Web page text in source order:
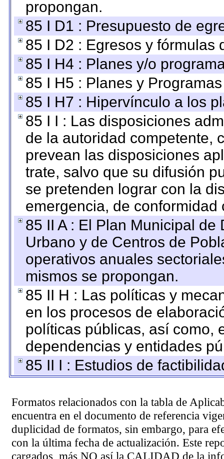
propongan.
85 I D1 : Presupuesto de
85 I D2 : Egresos y fórmulas
85 I H4 : Planes y/o
85 I H5 : Planes y
85 I H7 : Hipervínculo a los
85 I I : Las disposiciones
de la autoridad competente,
prevean las disposiciones
trate, salvo que su difusión
se pretenden lograr con la
emergencia, de
85 II A : El Plan Municipal
Urbano y de Centros de
operativos anuales
mismos se propongan.
85 II H : Las políticas y
en los procesos de
políticas públicas, así como,
dependencias y entidades
85 II I : Estudios de
Formatos relacionados con la tabla de
encuentra en el documento de referencia
duplicidad de formatos, sin embargo, para
con la última fecha de actualización. Este
cargados, más NO así la CALIDAD de la